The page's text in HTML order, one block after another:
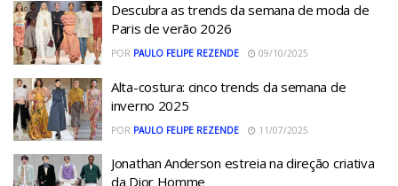
Descubra as trends da semana de moda de
Paris de verão 2026
POR PAULO FELIPE REZENDE 09/10/2025
Alta-costura: cinco trends da semana de
inverno 2025
POR PAULO FELIPE REZENDE 11/07/2025
Jonathan Anderson estreia na direção criativa
da Dior Homme